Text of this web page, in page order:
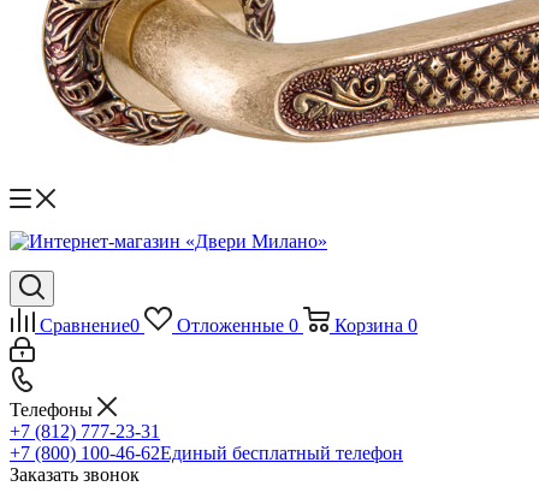
Сравнение0 Отложенные 0 Корзина 0
Телефоны
+7 (812) 777-23-31
+7 (800) 100-46-62Единый бесплатный телефон
Заказать звонок